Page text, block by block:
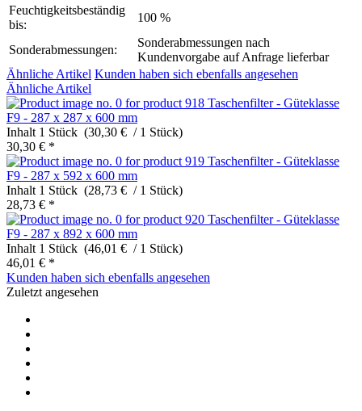
Feuchtigkeitsbeständig
bis:
100 %
Sonderabmessungen:
Sonderabmessungen nach
Kundenvorgabe auf Anfrage lieferbar
Ähnliche Artikel Kunden haben sich ebenfalls angesehen
Ähnliche Artikel
Taschenfilter - Güteklasse
F9 - 287 x 287 x 600 mm
Inhalt 1 Stück (30,30 € / 1 Stück)
30,30 € *
Taschenfilter - Güteklasse
F9 - 287 x 592 x 600 mm
Inhalt 1 Stück (28,73 € / 1 Stück)
28,73 € *
Taschenfilter - Güteklasse
F9 - 287 x 892 x 600 mm
Inhalt 1 Stück (46,01 € / 1 Stück)
46,01 € *
Kunden haben sich ebenfalls angesehen
Zuletzt angesehen